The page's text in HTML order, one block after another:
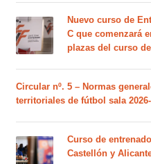
Nuevo curso de
C que comenzará
plazas del curso
Circular nº. 5 – Normas
territoriales de fútbol sala 2026-
Curso de
Castellón y